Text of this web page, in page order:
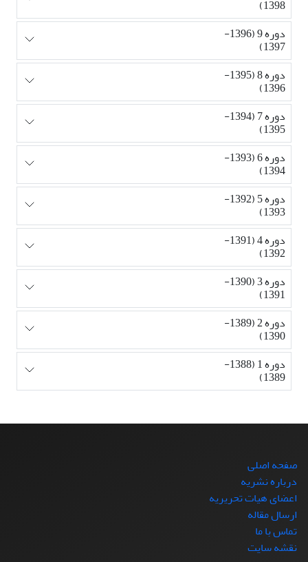
1398)
دوره 9 (1396-
1397)
دوره 8 (1395-
1396)
دوره 7 (1394-
1395)
دوره 6 (1393-
1394)
دوره 5 (1392-
1393)
دوره 4 (1391-
1392)
دوره 3 (1390-
1391)
دوره 2 (1389-
1390)
دوره 1 (1388-
1389)
صفحه اصلی
درباره نشریه
اعضای هیات تحریریه
ارسال مقاله
تماس با ما
نقشه سایت